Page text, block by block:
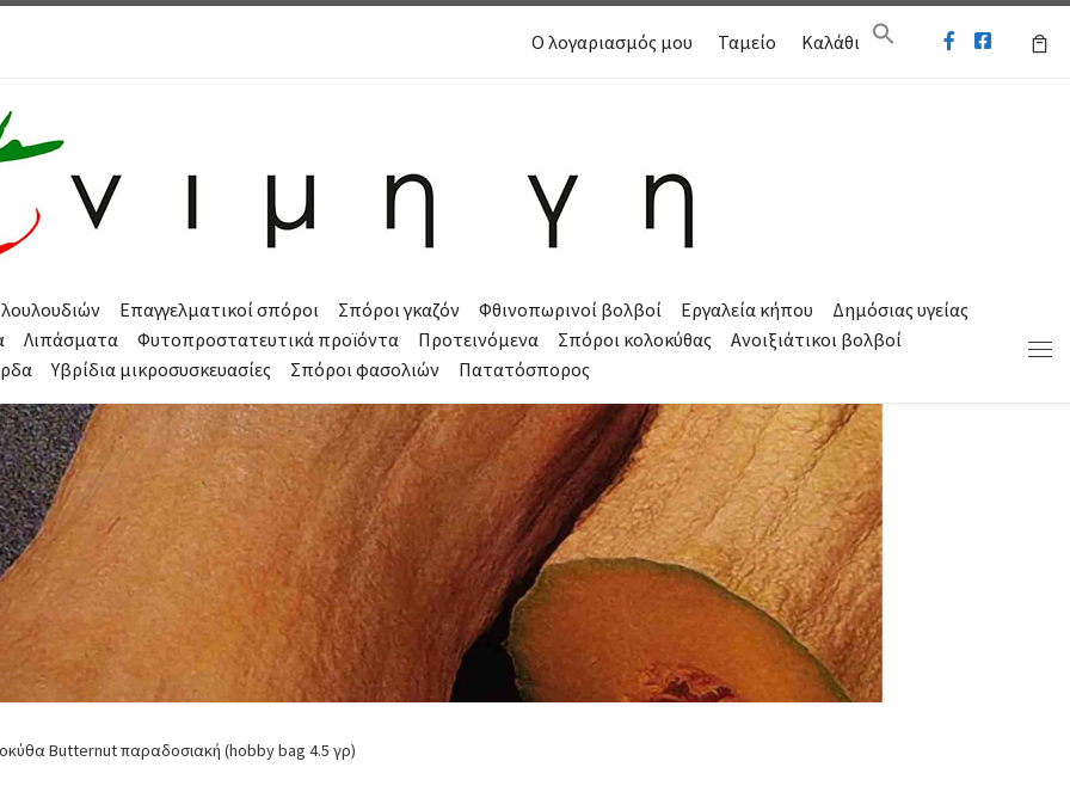
Ο λογαριασμός μου Ταμείο Καλάθι
Επαγγελματικοί σπόροι Σπόροι γκαζόν Φθινοπωρινοί βολβοί Εργαλεία κήπου
Δημόσιας υγείας
Λιπάσματα Φυτοπροστατευτικά προϊόντα Προτεινόμενα Σπόροι κολοκύθας
Ανοιξιάτικοι βολβοί
Υβρίδια μικροσυσκευασίες Σπόροι φασολιών Πατατόσπορος
Butternut παραδοσιακή (hobby bag 4.5 γρ)